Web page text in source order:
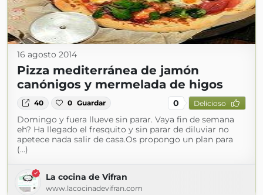
16 agosto 2014
Pizza mediterránea de jamón
canónigos y mermelada de higos
40 0 Guardar 0 Delicioso
Domingo y fuera llueve sin parar. Vaya fin de semana
eh? Ha llegado el fresquito y sin parar de diluviar no
apetece nada salir de casa.Os propongo un plan para
(...)
La cocina de Vifran
www.lacocinadevifran.com